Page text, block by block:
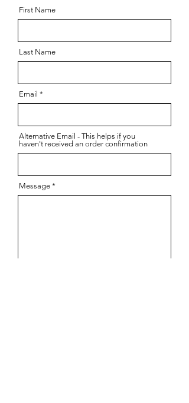
First Name
Last Name
Email
Alternative Email - This helps if you
haven't received an order confirmation
Message